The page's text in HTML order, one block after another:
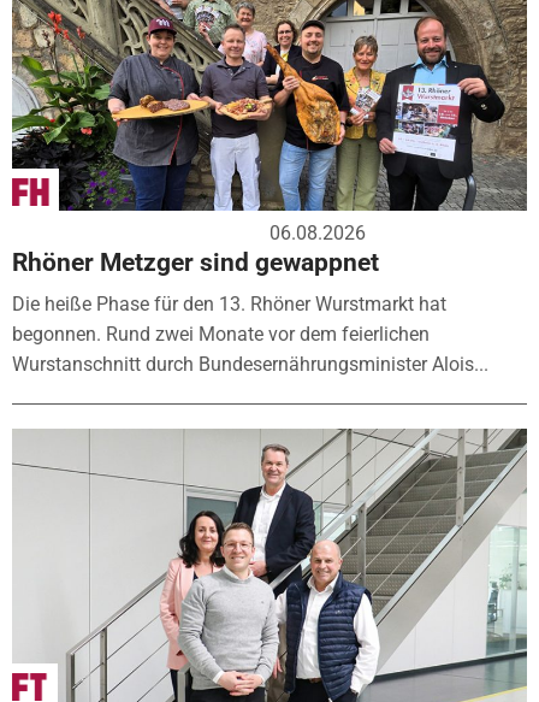
06.08.2026
Rhöner Metzger sind gewappnet
Die heiße Phase für den 13. Rhöner Wurstmarkt hat
begonnen. Rund zwei Monate vor dem feierlichen
Wurstanschnitt durch Bundesernährungsminister Alois...